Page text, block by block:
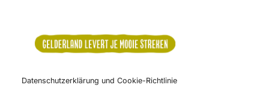
Datenschutzerklärung und Cookie-Richtlinie